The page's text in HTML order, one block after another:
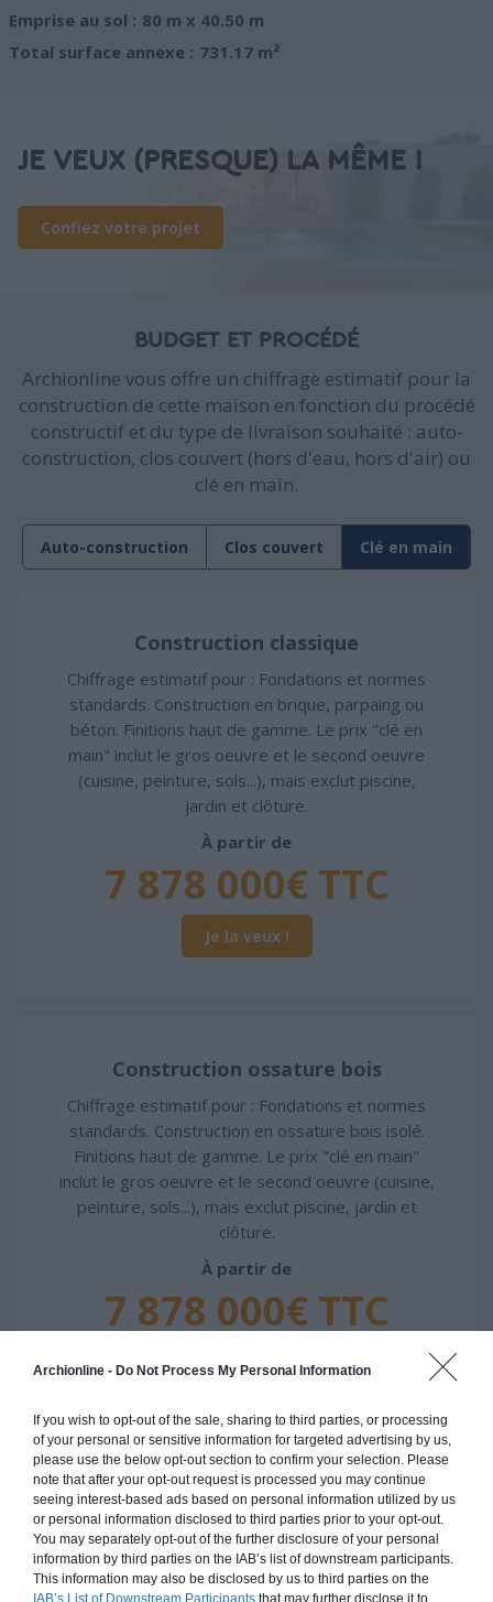
Archionline - Do Not Process My Personal Information
If you wish to opt-out of the sale, sharing to third parties, or processing
of your personal or sensitive information for targeted advertising by us,
please use the below opt-out section to confirm your selection. Please
note that after your opt-out request is processed you may continue
seeing interest-based ads based on personal information utilized by us
or personal information disclosed to third parties prior to your opt-out.
You may separately opt-out of the further disclosure of your personal
information by third parties on the IAB’s list of downstream participants.
This information may also be disclosed by us to third parties on the
IAB’s List of Downstream Participants that may further disclose it to
Emprise au sol : 80 m x 40.50 m
Total surface annexe : 731.17 m²
JE VEUX (PRESQUE) LA MÊME !
Confiez votre projet
BUDGET ET PROCÉDÉ
Archionline vous offre un chiffrage estimatif pour la
construction de cette maison en fonction du procédé
constructif et du type de livraison souhaité : auto-
construction, clos couvert (hors d'eau, hors d'air) ou
clé en main.
Auto-construction Clos couvert Clé en main
Construction classique
Chiffrage estimatif pour : Fondations et normes
standards. Construction en brique, parpaing ou
béton. Finitions haut de gamme. Le prix "clé en
main" inclut le gros oeuvre et le second oeuvre
(cuisine, peinture, sols...), mais exclut piscine,
jardin et clôture.
À partir de
7 878 000€ TTC
Je la veux !
Construction ossature bois
Chiffrage estimatif pour : Fondations et normes
standards. Construction en ossature bois isolé.
Finitions haut de gamme. Le prix "clé en main"
inclut le gros oeuvre et le second oeuvre (cuisine,
peinture, sols...), mais exclut piscine, jardin et
clôture.
À partir de
7 878 000€ TTC
Je la veux !
Construction BBC
Chiffrage estimatif pour : Fondations et normes
standards. Construction en bloc coffrant isolant
(RT 2020). Finitions haut de gamme. Le prix "clé